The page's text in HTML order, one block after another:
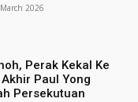
2026
Perak Kekal Ke
Paul Yong
Persekutuan